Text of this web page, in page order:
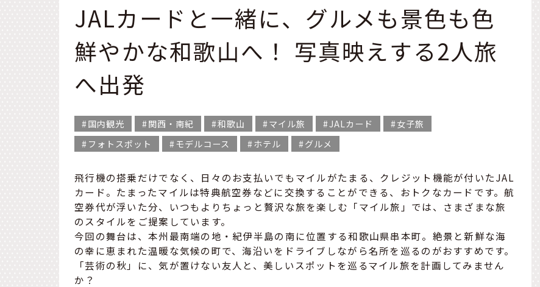
JALカードと一緒に、グルメも景色も色
鮮やかな和歌山へ！ 写真映えする2人旅
へ出発
国内観光 関西・南紀 和歌山 マイル旅 JALカード
女子旅
フォトスポット
モデルコース ホテル グルメ
飛行機の搭乗だけでなく、日々のお支払いでもマイルがたまる、クレジット機能が付いたJAL
カード。たまったマイルは特典航空券などに交換することができる、おトクなカードです。航
空券代が浮いた分、いつもよりちょっと贅沢な旅を楽しむ「マイル旅」では、さまざまな旅
のスタイルをご提案しています。
今回の舞台は、本州最南端の地・紀伊半島の南に位置する和歌山県串本町。絶景と新鮮な海
の幸に恵まれた温暖な気候の町で、海沿いをドライブしながら名所を巡るのがおすすめです。
「芸術の秋」に、気が置けない友人と、美しいスポットを巡るマイル旅を計画してみません
か？